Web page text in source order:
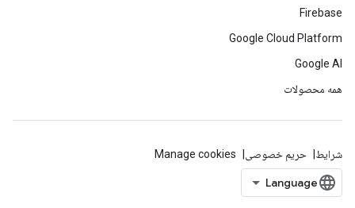
Firebase
Google Cloud Platform
Google AI
همه محصولات
شرایط حریم خصوصی Manage cookies